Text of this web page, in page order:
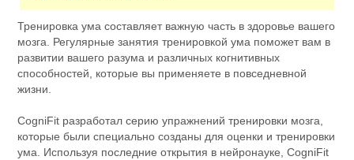
Тренировка ума составляет важную часть в здоровье вашего
мозга. Регулярные занятия тренировкой ума поможет вам в
развитии вашего разума и различных когнитивных
способностей, которые вы применяете в повседневной
жизни.
CogniFit разработал серию упражнений тренировки мозга,
которые были специально созданы для оценки и тренировки
ума. Используя последние открытия в нейронауке, CogniFit